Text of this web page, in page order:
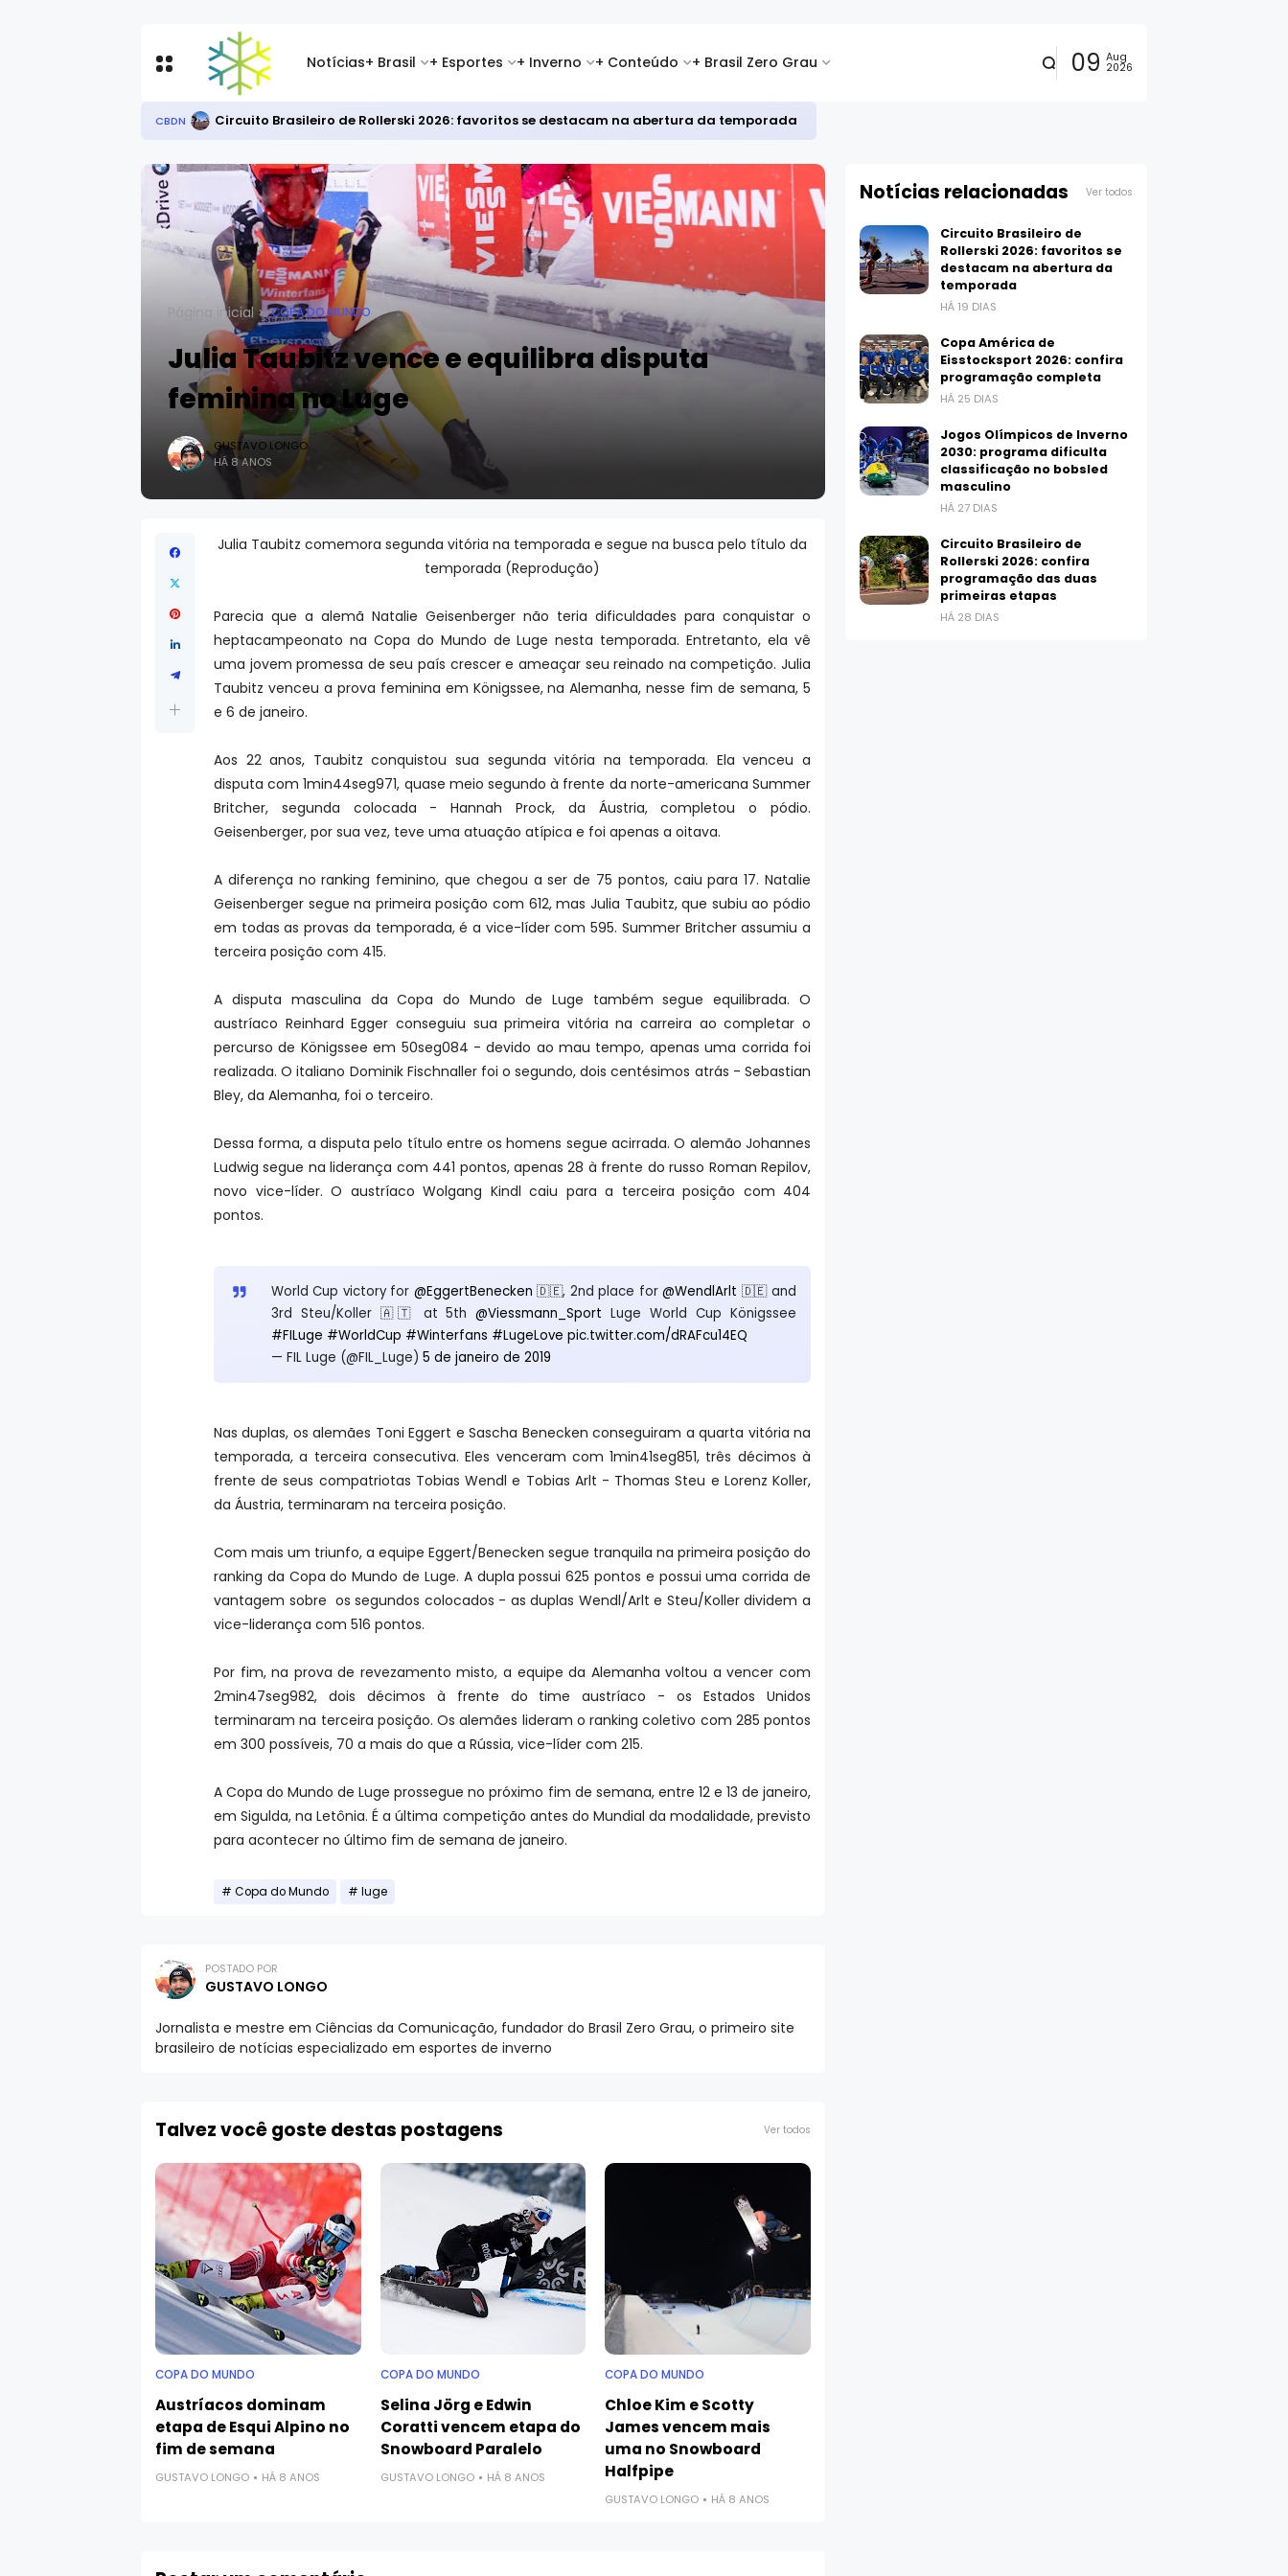
Notícias+ Brasil + Esportes + Inverno + Conteúdo + Brasil Zero Grau 09 Aug
2026
CBDN Circuito Brasileiro de Rollerski 2026: favoritos se destacam na abertura da temporada
Página inicial COPA DO MUNDO
Julia Taubitz vence e equilibra disputa
feminina no Luge
GUSTAVO LONGO
HÁ 8 ANOS
Julia Taubitz comemora segunda vitória na temporada e segue na busca pelo título da
temporada (Reprodução)
Parecia que a alemã Natalie Geisenberger não teria dificuldades para conquistar o
heptacampeonato na Copa do Mundo de Luge nesta temporada. Entretanto, ela vê
uma jovem promessa de seu país crescer e ameaçar seu reinado na competição. Julia
Taubitz venceu a prova feminina em Königssee, na Alemanha, nesse fim de semana, 5
e 6 de janeiro.
Aos 22 anos, Taubitz conquistou sua segunda vitória na temporada. Ela venceu a
disputa com 1min44seg971, quase meio segundo à frente da norte-americana Summer
Britcher, segunda colocada - Hannah Prock, da Áustria, completou o pódio.
Geisenberger, por sua vez, teve uma atuação atípica e foi apenas a oitava.
A diferença no ranking feminino, que chegou a ser de 75 pontos, caiu para 17. Natalie
Geisenberger segue na primeira posição com 612, mas Julia Taubitz, que subiu ao pódio
em todas as provas da temporada, é a vice-líder com 595. Summer Britcher assumiu a
terceira posição com 415.
A disputa masculina da Copa do Mundo de Luge também segue equilibrada. O
austríaco Reinhard Egger conseguiu sua primeira vitória na carreira ao completar o
percurso de Königssee em 50seg084 - devido ao mau tempo, apenas uma corrida foi
realizada. O italiano Dominik Fischnaller foi o segundo, dois centésimos atrás - Sebastian
Bley, da Alemanha, foi o terceiro.
Dessa forma, a disputa pelo título entre os homens segue acirrada. O alemão Johannes
Ludwig segue na liderança com 441 pontos, apenas 28 à frente do russo Roman Repilov,
novo vice-líder. O austríaco Wolgang Kindl caiu para a terceira posição com 404
pontos.
World Cup victory for @EggertBenecken 🇩🇪, 2nd place for@WendlArlt 🇩🇪 and
3rd Steu/Koller 🇦🇹 at 5th@Viessmann_Sport Luge World Cup Königssee
#FILuge #WorldCup #Winterfans #LugeLove pic.twitter.com/dRAFcu14EQ
— FIL Luge (@FIL_Luge) 5 de janeiro de 2019
Nas duplas, os alemães Toni Eggert e Sascha Benecken conseguiram a quarta vitória na
temporada, a terceira consecutiva. Eles venceram com 1min41seg851, três décimos à
frente de seus compatriotas Tobias Wendl e Tobias Arlt - Thomas Steu e Lorenz Koller,
da Áustria, terminaram na terceira posição.
Com mais um triunfo, a equipe Eggert/Benecken segue tranquila na primeira posição do
ranking da Copa do Mundo de Luge. A dupla possui 625 pontos e possui uma corrida de
vantagem sobre os segundos colocados - as duplas Wendl/Arlt e Steu/Koller dividem a
vice-liderança com 516 pontos.
Por fim, na prova de revezamento misto, a equipe da Alemanha voltou a vencer com
2min47seg982, dois décimos à frente do time austríaco - os Estados Unidos
terminaram na terceira posição. Os alemães lideram o ranking coletivo com 285 pontos
em 300 possíveis, 70 a mais do que a Rússia, vice-líder com 215.
A Copa do Mundo de Luge prossegue no próximo fim de semana, entre 12 e 13 de janeiro,
em Sigulda, na Letônia. É a última competição antes do Mundial da modalidade, previsto
para acontecer no último fim de semana de janeiro.
Copa do Mundo luge
POSTADO POR
GUSTAVO LONGO
Jornalista e mestre em Ciências da Comunicação, fundador do Brasil Zero Grau, o primeiro site
brasileiro de notícias especializado em esportes de inverno
Talvez você goste destas postagens Ver todos
COPA DO MUNDO
Austríacos dominam
etapa de Esqui Alpino no
fim de semana
GUSTAVO LONGO HÁ 8 ANOS
COPA DO MUNDO
Selina Jörg e Edwin
Coratti vencem etapa do
Snowboard Paralelo
GUSTAVO LONGO HÁ 8 ANOS
COPA DO MUNDO
Chloe Kim e Scotty
James vencem mais
uma no Snowboard
Halfpipe
GUSTAVO LONGO HÁ 8 ANOS
Notícias relacionadas Ver todos
Circuito Brasileiro de
Rollerski 2026: favoritos se
destacam na abertura da
temporada
HÁ 19 DIAS
Copa América de
Eisstocksport 2026: confira
programação completa
HÁ 25 DIAS
Jogos Olímpicos de Inverno
2030: programa dificulta
classificação no bobsled
masculino
HÁ 27 DIAS
Circuito Brasileiro de
Rollerski 2026: confira
programação das duas
primeiras etapas
HÁ 28 DIAS